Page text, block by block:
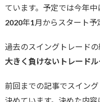
ています。予定では今年中
2020年1月からスタート予
過去のスイングトレードの
大きく負けないトレードル
前回までの記事でスイン